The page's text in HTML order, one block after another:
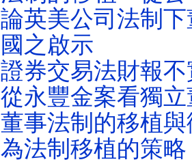
論英美公司法制
國之啟示
證券交易法財報
從永豐金案看獨
董事法制的移植
為法制移植的策略